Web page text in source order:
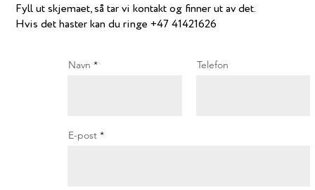
Navn Telefon
E-post
Fyll ut skjemaet, så tar vi kontakt og finner ut av det.
Hvis det haster kan du ringe +47 41421626